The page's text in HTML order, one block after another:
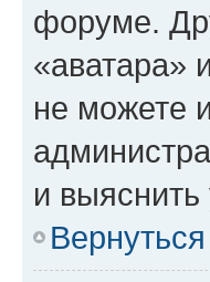
форуме.
«аватара»
не можете
и выяснить